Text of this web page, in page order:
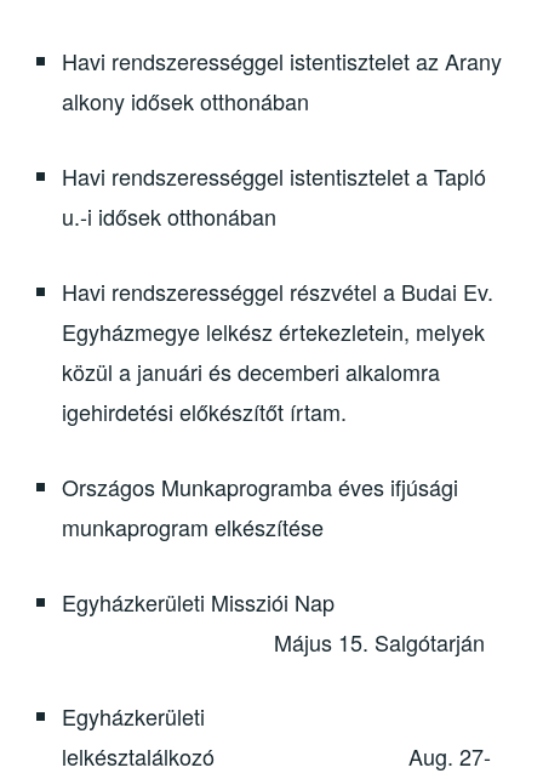
Havi rendszerességgel istentisztelet az Arany
alkony idősek otthonában
Havi rendszerességgel istentisztelet a Tapló
u.-i idősek otthonában
Havi rendszerességgel részvétel a Budai Ev.
Egyházmegye lelkész értekezletein, melyek
közül a januári és decemberi alkalomra
igehirdetési előkészítőt írtam.
Országos Munkaprogramba éves ifjúsági
munkaprogram elkészítése
Egyházkerületi Missziói Nap
Május 15. Salgótarján
Egyházkerületi
lelkésztalálkozó Aug. 27-